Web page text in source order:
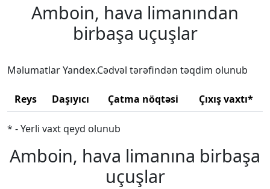
Amboin, hava limanından
birbaşa uçuşlar
Məlumatlar Yandex.Cədvəl tərəfindən təqdim olunub
Reys Daşıyıcı Çatma nöqtəsi Çıxış vaxtı*
* - Yerli vaxt qeyd olunub
Amboin, hava limanına birbaşa
uçuşlar